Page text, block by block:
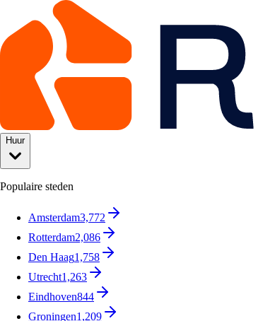
Huur
Populaire steden
Amsterdam3,772
Rotterdam2,086
Den Haag1,758
Utrecht1,263
Eindhoven844
Groningen1,209